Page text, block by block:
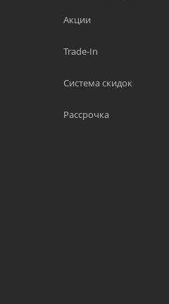
Акции
Trade-In
Система скидок
Рассрочка